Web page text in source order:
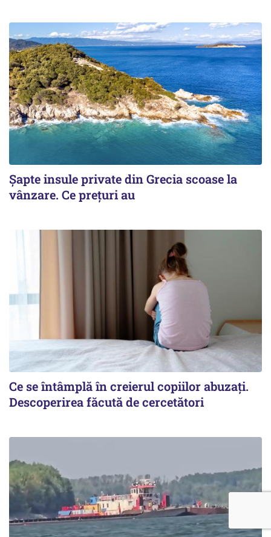
Șapte insule private din Grecia scoase la
vânzare. Ce prețuri au
Ce se întâmplă în creierul copiilor abuzați.
Descoperirea făcută de cercetători